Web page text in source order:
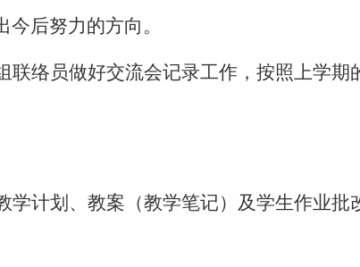
后努力的方向。
联络员做好交流会记录工作，按照上学期
学计划、教案 （教学笔记）及学生作业批